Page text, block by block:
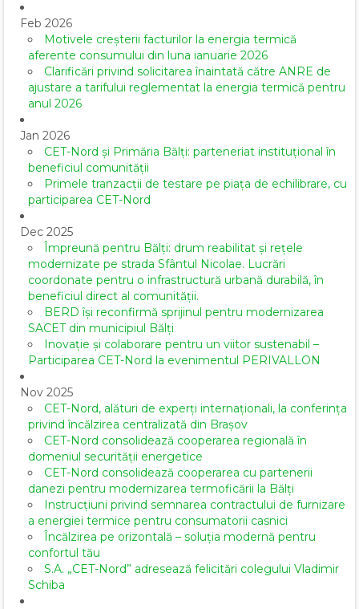
Feb 2026
Motivele creșterii facturilor la energia termică
aferente consumului din luna ianuarie 2026
Clarificări privind solicitarea înaintată către ANRE de
ajustare a tarifului reglementat la energia termică pentru
anul 2026
Jan 2026
CET-Nord și Primăria Bălți: parteneriat instituțional în
beneficiul comunității
Primele tranzacții de testare pe piața de echilibrare, cu
participarea CET-Nord
Dec 2025
Împreună pentru Bălți: drum reabilitat și rețele
modernizate pe strada Sfântul Nicolae. Lucrări
coordonate pentru o infrastructură urbană durabilă, în
beneficiul direct al comunității.
BERD își reconfirmă sprijinul pentru modernizarea
SACET din municipiul Bălți
Inovație și colaborare pentru un viitor sustenabil –
Participarea CET-Nord la evenimentul PERIVALLON
Nov 2025
CET-Nord, alături de experți internaționali, la conferința
privind încălzirea centralizată din Brașov
CET-Nord consolidează cooperarea regională în
domeniul securității energetice
CET-Nord consolidează cooperarea cu partenerii
danezi pentru modernizarea termoficării la Bălți
Instrucțiuni privind semnarea contractului de furnizare
a energiei termice pentru consumatorii casnici
Încălzirea pe orizontală – soluția modernă pentru
confortul tău
S.A. „CET-Nord” adresează felicitări colegului Vladimir
Schiba